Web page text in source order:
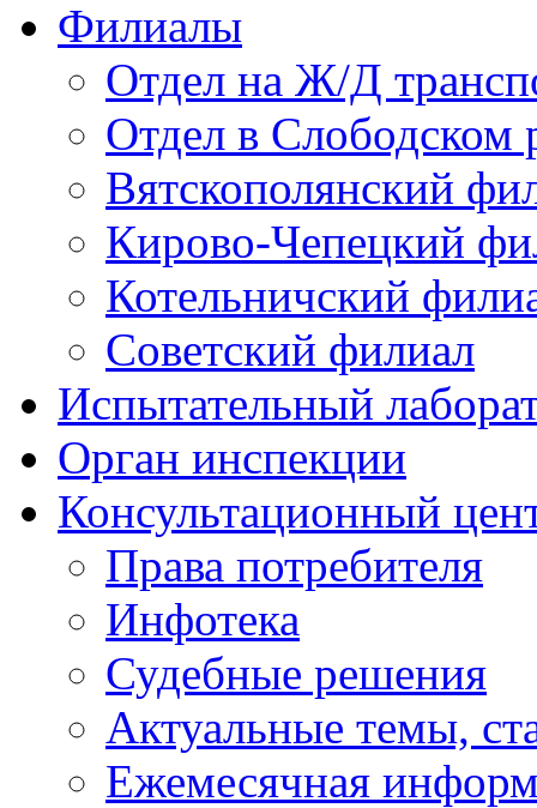
Филиалы
Отдел на Ж/Д
Отдел в Слободском
Вятскополянский
Кирово-Чепецкий
Котельничский
Советский филиал
Испытательный
Орган инспекции
Консультационный
Права потребителя
Инфотека
Судебные решения
Актуальные темы,
Ежемесячная